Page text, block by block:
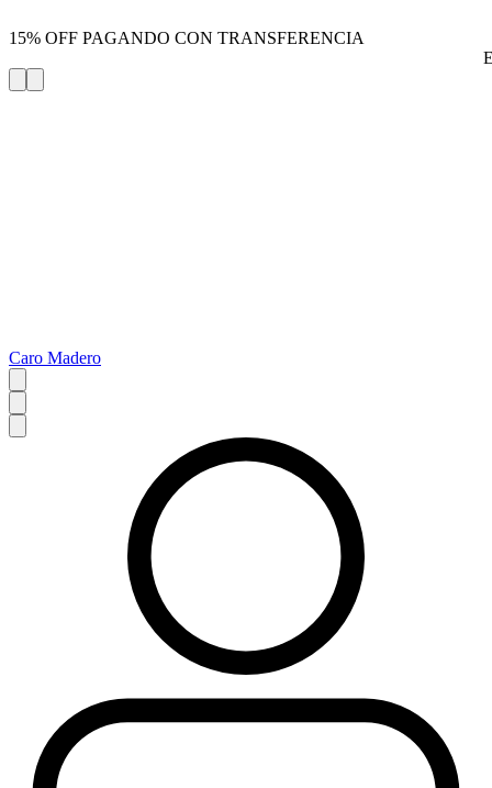
15% OFF PAGANDO CON TRANSFERENCIA
Caro Madero